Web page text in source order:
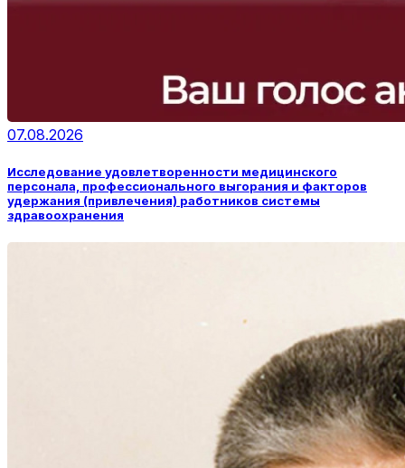
07.08.2026
Исследование удовлетворенности медицинского
персонала, профессионального выгорания и факторов
удержания (привлечения) работников системы
здравоохранения